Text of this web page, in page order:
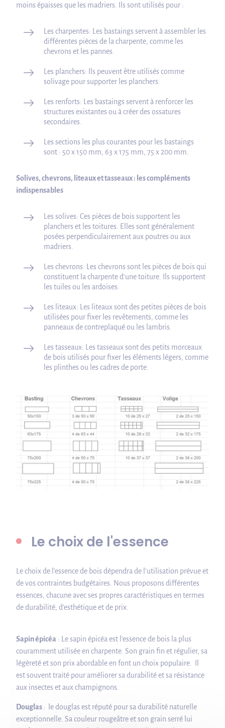
moins épaisses que les madriers. Ils sont utilisés pour :
Les charpentes: Les bastaings servent à assembler les
différentes pièces de la charpente, comme les
chevrons et les pannes.
Les planchers: Ils peuvent être utilisés comme
solivage pour supporter les planchers.
Les renforts: Les bastaings servent à renforcer les
structures existantes ou à créer des ossatures
secondaires.
Les sections les plus courantes pour les bastaings
sont : 50 x 150 mm, 63 x 175 mm, 75 x 200 mm.
Solives, chevrons, liteaux et tasseaux : les compléments
indispensables
Les solives: Ces pièces de bois supportent les
planchers et les toitures. Elles sont généralement
posées perpendiculairement aux poutres ou aux
madriers.
Les chevrons: Les chevrons sont les pièces de bois qui
constituent la charpente d'une toiture. Ils supportent
les tuiles ou les ardoises.
Les liteaux: Les liteaux sont des petites pièces de bois
utilisées pour fixer les revêtements, comme les
panneaux de contreplaqué ou les lambris.
Les tasseaux: Les tasseaux sont des petits morceaux
de bois utilisés pour fixer les éléments légers, comme
les plinthes ou les cadres de porte.
Le choix de l'essence
Le choix de l'essence de bois dépendra de l'utilisation prévue et
de vos contraintes budgétaires. Nous proposons différentes
essences, chacune avec ses propres caractéristiques en termes
de durabilité, d'esthétique et de prix.
Sapin épicéa : Le sapin épicéa est l'essence de bois la plus
couramment utilisée en charpente. Son grain fin et régulier, sa
légèreté et son prix abordable en font un choix populaire. Il
est souvent traité pour améliorer sa durabilité et sa résistance
aux insectes et aux champignons.
Douglas: le douglas est réputé pour sa durabilité naturelle
exceptionnelle. Sa couleur rougeâtre et son grain serré lui